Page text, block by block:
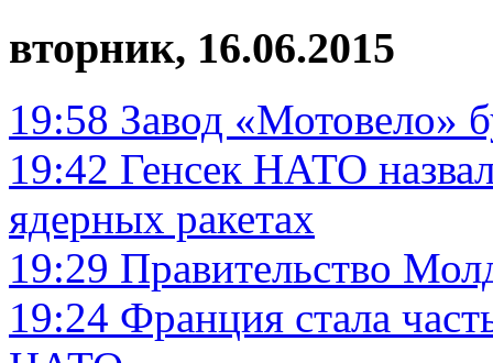
вторник, 16.06.2015
19:58 Завод «Мотовело»
19:42 Генсек НАТО
ядерных ракетах
19:29 Правительство
19:24 Франция стала